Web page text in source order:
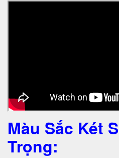
Màu Sắc Két
Trọng: